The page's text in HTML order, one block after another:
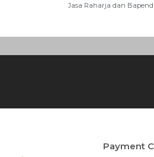
Jasa Raharja dan
Payment